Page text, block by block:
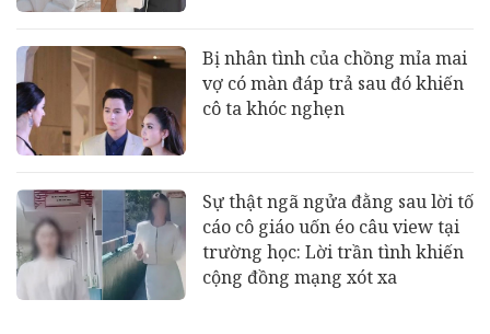
Bị nhân tình của chồng mỉa mai
vợ có màn đáp trả sau đó khiến
cô ta khóc nghẹn
Sự thật ngã ngửa đằng sau lời tố
cáo cô giáo uốn éo câu view tại
trường học: Lời trần tình khiến
cộng đồng mạng xót xa